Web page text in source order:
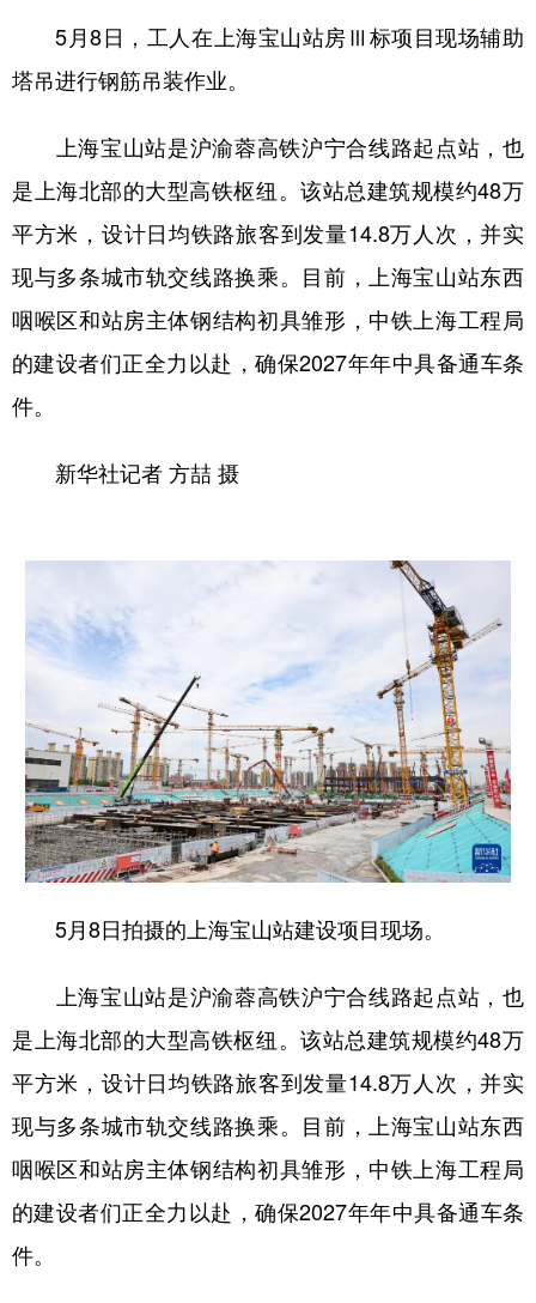
5月8日，工人在上海宝山站房Ⅲ标项目现场辅助
塔吊进行钢筋吊装作业。
上海宝山站是沪渝蓉高铁沪宁合线路起点站，也
是上海北部的大型高铁枢纽。该站总建筑规模约48万
平方米，设计日均铁路旅客到发量14.8万人次，并实
现与多条城市轨交线路换乘。目前，上海宝山站东西
咽喉区和站房主体钢结构初具雏形，中铁上海工程局
的建设者们正全力以赴，确保2027年年中具备通车条
件。
新华社记者 方喆 摄
5月8日拍摄的上海宝山站建设项目现场。
上海宝山站是沪渝蓉高铁沪宁合线路起点站，也
是上海北部的大型高铁枢纽。该站总建筑规模约48万
平方米，设计日均铁路旅客到发量14.8万人次，并实
现与多条城市轨交线路换乘。目前，上海宝山站东西
咽喉区和站房主体钢结构初具雏形，中铁上海工程局
的建设者们正全力以赴，确保2027年年中具备通车条
件。